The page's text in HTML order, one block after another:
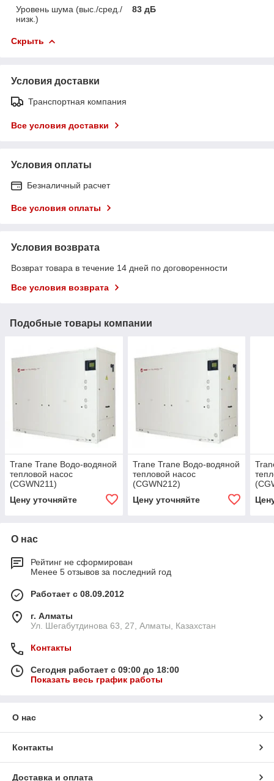
Уровень шума (выс./сред./
низк.)
83 дБ
Скрыть
Условия доставки
Транспортная компания
Все условия доставки
Условия оплаты
Безналичный расчет
Все условия оплаты
Условия возврата
Возврат товара в течение 14 дней по договоренности
Все условия возврата
Подобные товары компании
Trane Trane Водо-водяной
тепловой насос
(CGWN211)
Цену уточняйте
Trane Trane Водо-водяной
тепловой насос
(CGWN212)
Цену уточняйте
О нас
Рейтинг не сформирован
Менее 5 отзывов за последний год
Работает с 08.09.2012
г. Алматы
Ул. Шегабутдинова 63, 27, Алматы, Казахстан
Контакты
Сегодня работает с 09:00 до 18:00
Показать весь график работы
О нас
Контакты
Доставка и оплата